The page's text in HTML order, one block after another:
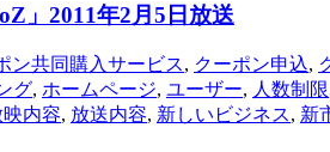
」2011年2月5日放送
ン共同購入サービス, クーポン申込,
グ, ホームページ, ユーザー, 人数制限
映内容, 放送内容, 新しいビジネス, 新